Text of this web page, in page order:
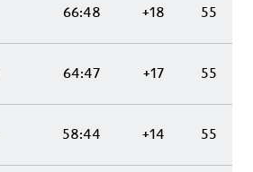
66:48 +18 55
64:47 +17 55
58:44 +14 55